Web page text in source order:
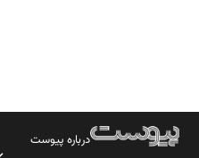
درباره پیوست